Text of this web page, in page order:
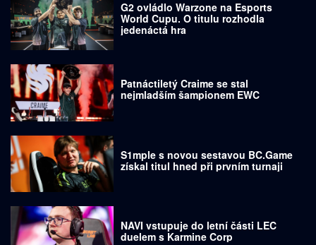
G2 ovládlo Warzone na Esports
World Cupu. O titulu rozhodla
jedenáctá hra
Patnáctiletý Craime se stal
nejmladším šampionem EWC
S1mple s novou sestavou BC.Game
získal titul hned při prvním turnaji
NAVI vstupuje do letní části LEC
duelem s Karmine Corp